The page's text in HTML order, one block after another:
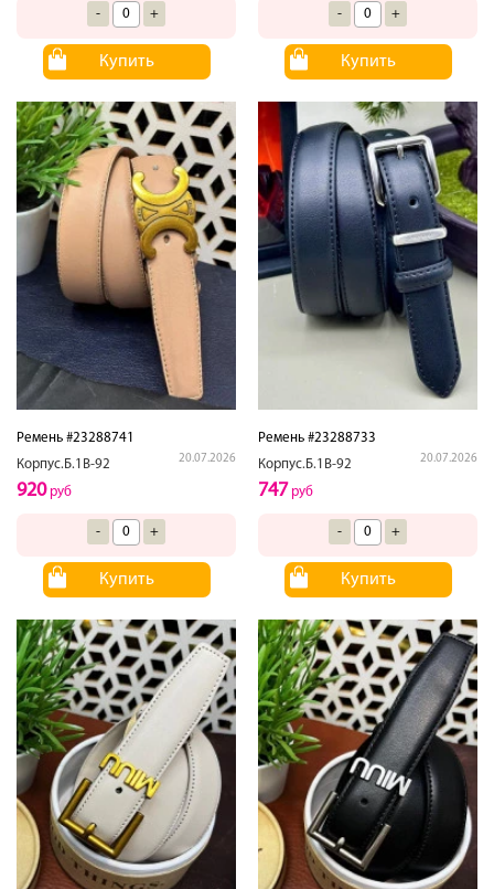
- +
Купить
- +
Купить
Ремень #23288741
Корпус.Б.1В-92
20.07.2026
920руб
- +
Купить
Ремень #23288733
Корпус.Б.1В-92
20.07.2026
747 руб
- +
Купить